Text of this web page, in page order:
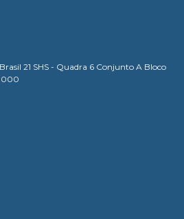
21 SHS - Quadra 6 Conjunto A Bloco
000